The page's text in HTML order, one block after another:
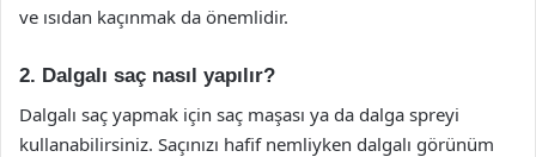
ve ısıdan kaçınmak da önemlidir.
2. Dalgalı saç nasıl yapılır?
Dalgalı saç yapmak için saç maşası ya da dalga spreyi
kullanabilirsiniz. Saçınızı hafif nemliyken dalgalı görünüm